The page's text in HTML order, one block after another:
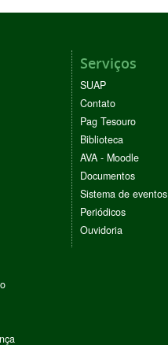
Serviços
SUAP
Contato
Pag Tesouro
Biblioteca
AVA - Moodle
Documentos
Sistema de eventos
Periódicos
Ouvidoria